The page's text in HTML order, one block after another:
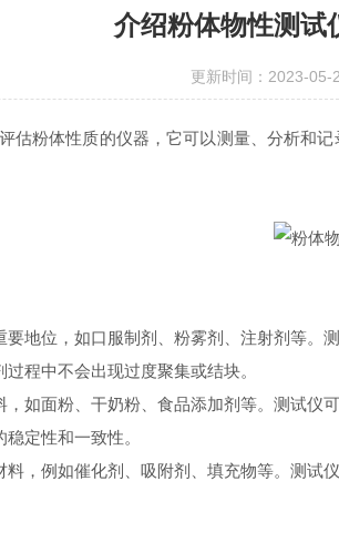
介绍粉体物性测试
更新时间：2023-
体性质的仪器，它可以测量、分析和记
位，如口服制剂、粉雾剂、注射剂等。
程中不会出现过度聚集或结块。
面粉、干奶粉、食品添加剂等。测试仪
定性和一致性。
例如催化剂、吸附剂、填充物等。测试